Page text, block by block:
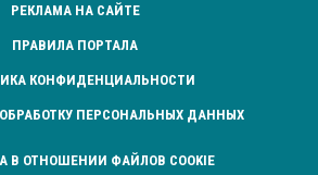
РЕКЛАМА НА САЙТЕ
ПРАВИЛА ПОРТАЛА
КОНФИДЕНЦИАЛЬНОСТИ
ПЕРСОНАЛЬНЫХ ДАННЫХ
В ОТНОШЕНИИ ФАЙЛОВ COOKIE